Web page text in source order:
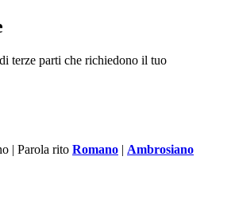
terze parti che richiedono il tuo
| Parola rito Romano | Ambrosiano